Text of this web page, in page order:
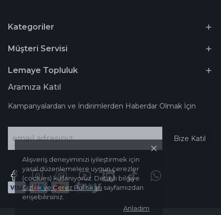
Alışveriş deneyiminizi iyileştirmek için
yasal düzenlemelere uygun çerezler
(cookies) kullanıyoruz. Detaylı bilgiye
Gizlilik ve Çerez Politikası sayfamızdan
erişebilirsiniz.
Anladım
Kategoriler
Müşteri Servisi
Lemaye Topluluk
Aramıza Katıl
Kampanyalardan ve İndirimlerden Haberdar Olmak İçin
Bize Katıl